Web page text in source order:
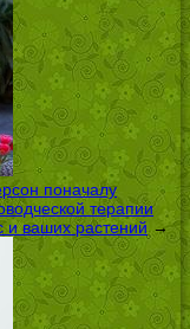
поначалу
терапии
и ваших растений →